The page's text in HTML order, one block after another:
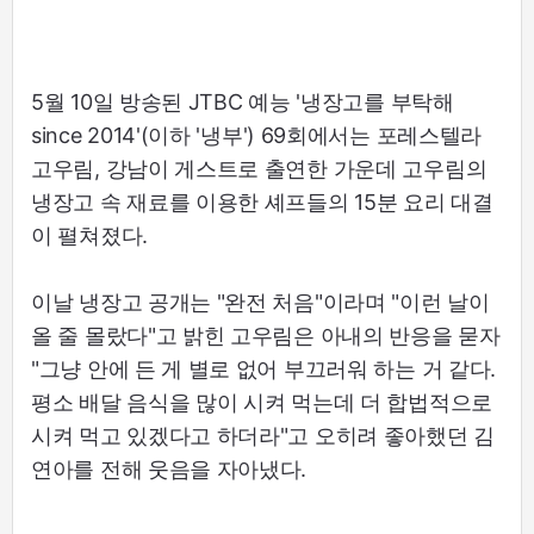
5월 10일 방송된 JTBC 예능 '냉장고를 부탁해
since 2014'(이하 '냉부') 69회에서는 포레스텔라
고우림, 강남이 게스트로 출연한 가운데 고우림의
냉장고 속 재료를 이용한 셰프들의 15분 요리 대결
이 펼쳐졌다.
이날 냉장고 공개는 "완전 처음"이라며 "이런 날이
올 줄 몰랐다"고 밝힌 고우림은 아내의 반응을 묻자
"그냥 안에 든 게 별로 없어 부끄러워 하는 거 같다.
평소 배달 음식을 많이 시켜 먹는데 더 합법적으로
시켜 먹고 있겠다고 하더라"고 오히려 좋아했던 김
연아를 전해 웃음을 자아냈다.